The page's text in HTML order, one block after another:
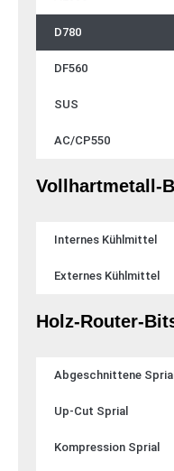
D780
DF560
SUS
AC/CP550
Vollhartmetall-
Internes Kühlmittel
Externes Kühlmittel
Holz-Router-
Abgeschnittene
Up-Cut Sprial
Kompression Sprial